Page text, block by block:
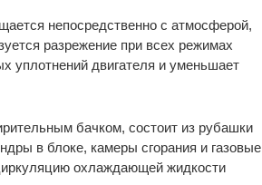
непосредственно с атмосферой,
разрежение при всех режимах
уплотнений двигателя и уменьшает
бачком, состоит из рубашки
в блоке, камеры сгорания и газовые
охлаждающей жидкости